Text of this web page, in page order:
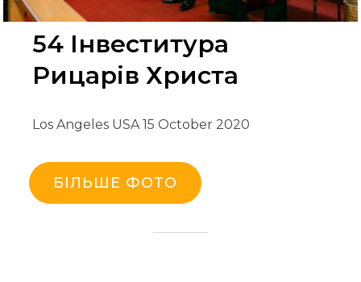
54 Інвеститура
Рицарів Христа
Los Angeles USA 15 October 2020
БІЛЬШЕ ФОТО